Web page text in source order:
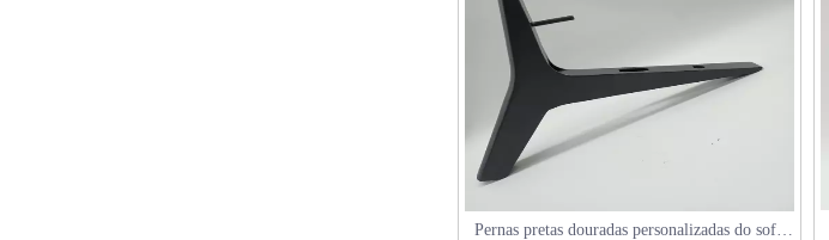
Pernas pretas douradas personalizadas do sofá